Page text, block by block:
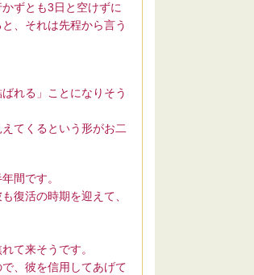
ずとも3日と空けずに
、それは先程から言う
れる」ことになりそう
てくるという形がお二
間です。
復活の時期を迎えて、
て来そうです。
、彼を信用してあげて